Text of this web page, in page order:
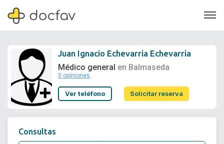
Soporte
Juan Ignacio Echevarria Echevarria
Médico general en Balmaseda
0 opiniones
Ver teléfono Solicitar reserva
Consultas